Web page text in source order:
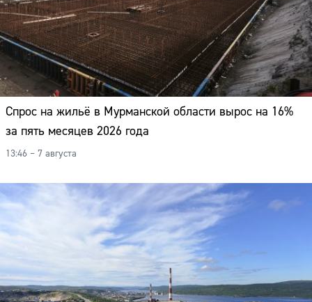
Спрос на жильё в Мурманской области вырос на 16%
за пять месяцев 2026 года
13:46 – 7 августа